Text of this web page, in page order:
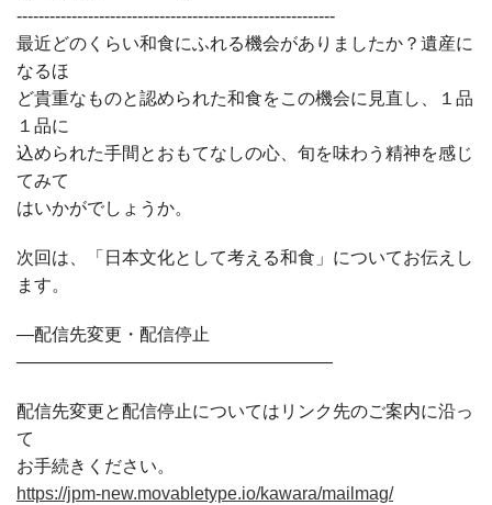
----------------------------------------------------------
最近どのくらい和食にふれる機会がありましたか？遺産に
なるほ
ど貴重なものと認められた和食をこの機会に見直し、１品
１品に
込められた手間とおもてなしの心、旬を味わう精神を感じ
てみて
はいかがでしょうか。
次回は、「日本文化として考える和食」についてお伝えし
ます。
―配信先変更・配信停止
――――――――――――――――――
配信先変更と配信停止についてはリンク先のご案内に沿っ
て
お手続きください。
https://jpm-new.movabletype.io/kawara/mailmag/